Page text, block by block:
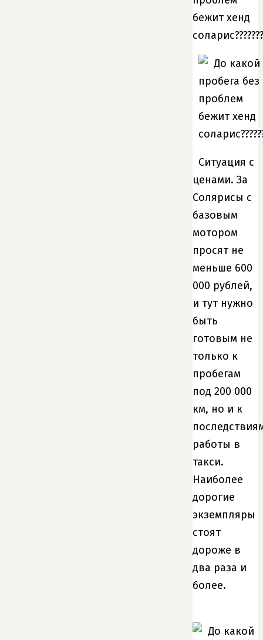
Ситуация с
ценами. За
Солярисы с
базовым
мотором
просят не
меньше 600
000 рублей,
и тут нужно
быть
готовым не
только к
пробегам
под 200 000
км, но и к
работы в
такси.
Наиболее
дорогие
экземпляры
стоят
дороже в
два раза и
более.